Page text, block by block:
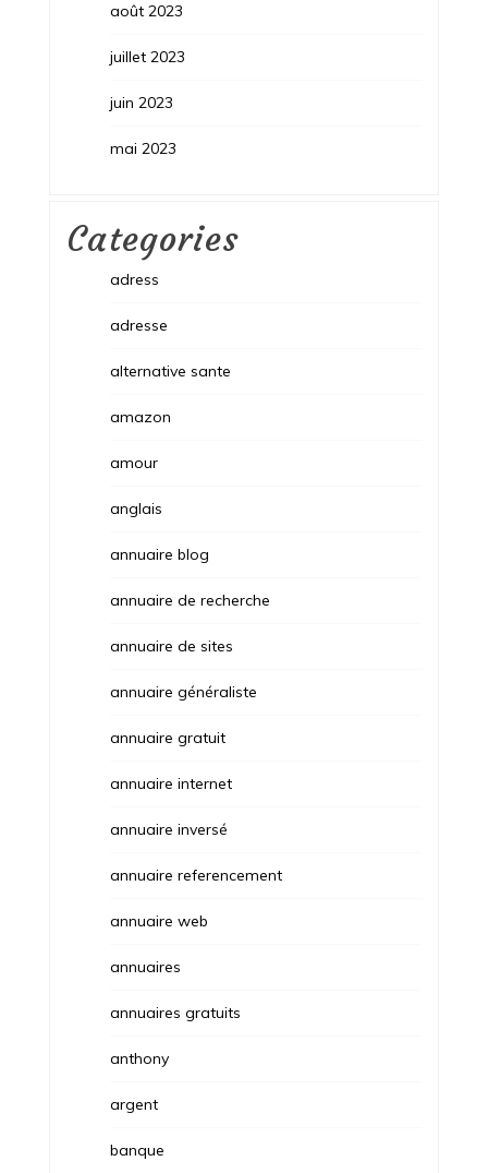
août 2023
juillet 2023
juin 2023
mai 2023
Categories
adress
adresse
alternative sante
amazon
amour
anglais
annuaire blog
annuaire de recherche
annuaire de sites
annuaire généraliste
annuaire gratuit
annuaire internet
annuaire inversé
annuaire referencement
annuaire web
annuaires
annuaires gratuits
anthony
argent
banque